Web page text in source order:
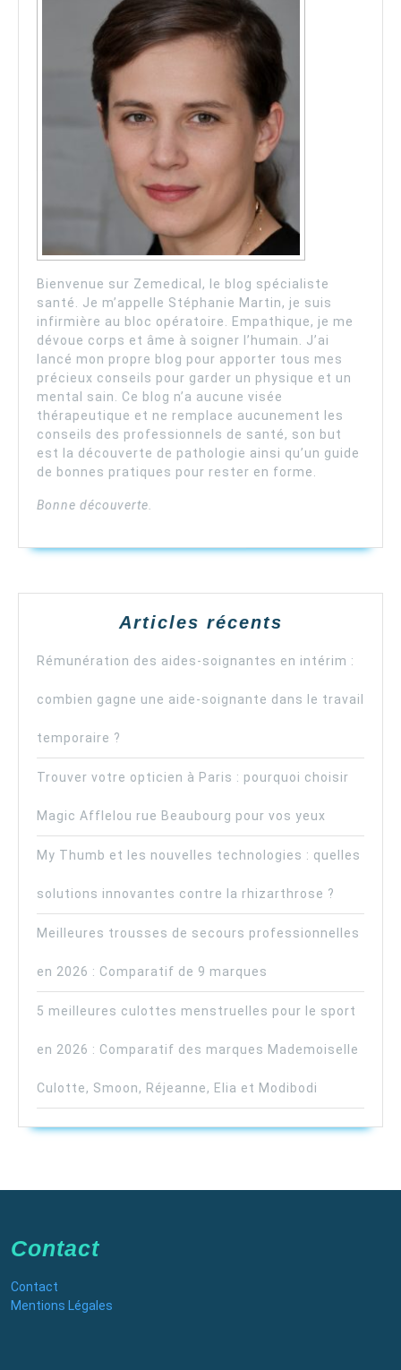
Bienvenue sur Zemedical, le blog spécialiste
santé. Je m’appelle Stéphanie Martin, je suis
infirmière au bloc opératoire. Empathique, je me
dévoue corps et âme à soigner l’humain. J’ai
lancé mon propre blog pour apporter tous mes
précieux conseils pour garder un physique et un
mental sain. Ce blog n’a aucune visée
thérapeutique et ne remplace aucunement les
conseils des professionnels de santé, son but
est la découverte de pathologie ainsi qu’un guide
de bonnes pratiques pour rester en forme.
Bonne découverte.
Articles récents
Rémunération des aides-soignantes en intérim :
combien gagne une aide-soignante dans le travail
temporaire ?
Trouver votre opticien à Paris : pourquoi choisir
Magic Afflelou rue Beaubourg pour vos yeux
My Thumb et les nouvelles technologies : quelles
solutions innovantes contre la rhizarthrose ?
Meilleures trousses de secours professionnelles
en 2026 : Comparatif de 9 marques
5 meilleures culottes menstruelles pour le sport
en 2026 : Comparatif des marques Mademoiselle
Culotte, Smoon, Réjeanne, Elia et Modibodi
Contact
Contact
Mentions Légales